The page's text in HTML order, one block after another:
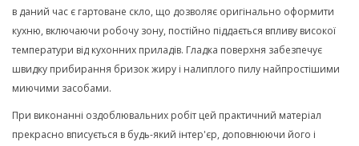
в даний час є гартоване скло, що дозволяє оригінально оформити
кухню, включаючи робочу зону, постійно піддається впливу високої
температури від кухонних приладів. Гладка поверхня забезпечує
швидку прибирання бризок жиру і налиплого пилу найпростішими
миючими засобами.
При виконанні оздоблювальних робіт цей практичний матеріал
прекрасно вписується в будь-який інтер'єр, доповнюючи його і